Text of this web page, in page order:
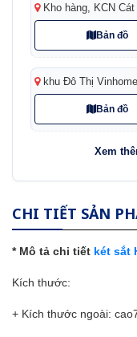
Kho hàng, KCN
Bản đồ
khu Đô Thị
Bản đồ
Xem
CHI TIẾT SẢN
* Mô tả chi tiết két sắt
Kích thước:
+ Kích thước ngoài: